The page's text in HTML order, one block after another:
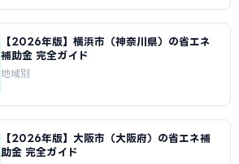
【2026年版】横浜市（神奈川県）の省エネ
補助金 完全ガイド
地域別
【2026年版】大阪市（大阪府）の省エネ補
助金 完全ガイド